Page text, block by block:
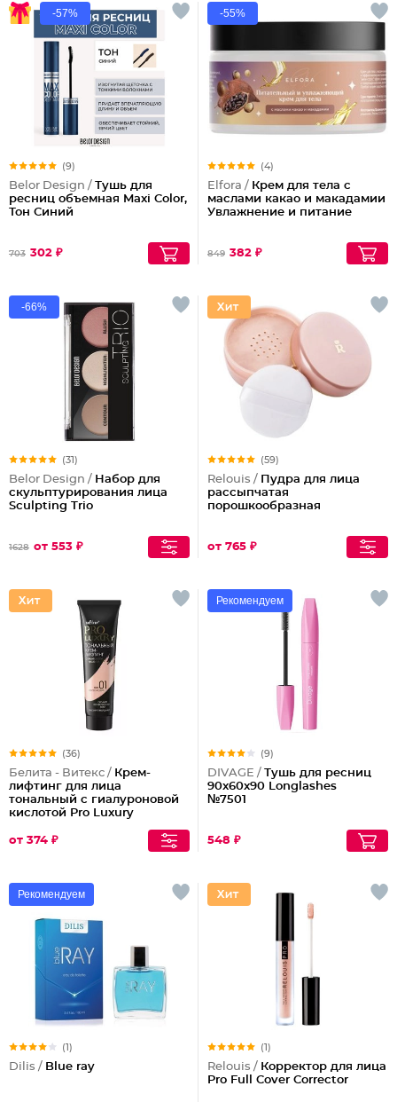
-57%
(9)
Belor Design / Тушь для
ресниц объемная Maxi Color,
Тон Синий
703 302 ₽
-55%
(4)
Elfora / Крем для тела с
маслами какао и макадамии
Увлажнение и питание
849 382 ₽
-66%
(31)
Belor Design / Набор для
скульптурирования лица
Sculpting Triо
1628 от 553 ₽
(59)
Relouis / Пудра для лица
рассыпчатая
порошкообразная
от 765 ₽
(36)
Белита - Витекс / Крем-
лифтинг для лица
тональный с гиалуроновой
кислотой Pro Luxury
от 374 ₽
Рекомендуем
(9)
DIVAGE / Тушь для ресниц
90x60x90 Longlashes
№7501
548 ₽
Рекомендуем
(1)
Dilis / Blue ray
(1)
Relouis / Корректор для лица
Pro Full Cover Corrector